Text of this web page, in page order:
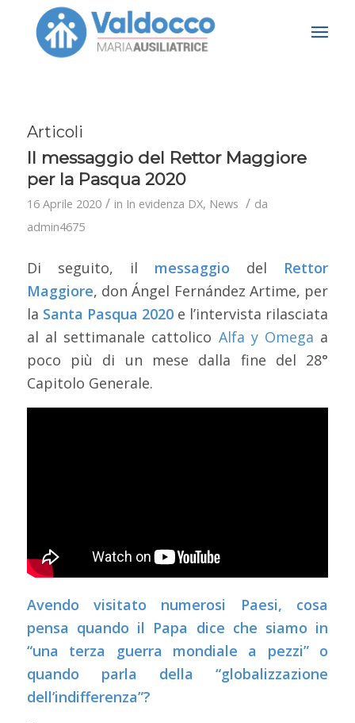
Articoli
Il messaggio del Rettor Maggiore
per la Pasqua 2020
16 Aprile 2020 / in In evidenza DX, News / da
admin4675
Di seguito, il messaggio del Rettor
Maggiore, don Ángel Fernández Artime, per
la Santa Pasqua 2020 e l’intervista rilasciata
al al settimanale cattolico Alfa y Omega a
poco più di un mese dalla fine del 28°
Capitolo Generale.
Avendo visitato numerosi Paesi, cosa
pensa quando il Papa dice che siamo in
“una terza guerra mondiale a pezzi” o
quando parla della “globalizzazione
dell’indifferenza”?